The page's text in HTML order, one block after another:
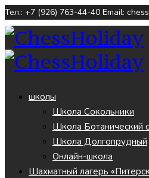
Тел.: +7 (926) 763-44-40 Email:
школы
Школа Сокольники
Школа Ботанический
Школа Долгопрудный
Онлайн-школа
Шахматный лагерь